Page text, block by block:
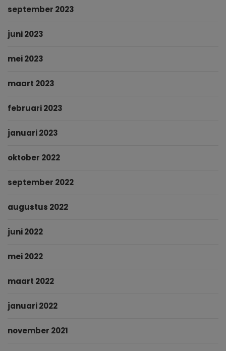
september 2023
juni 2023
mei 2023
maart 2023
februari 2023
januari 2023
oktober 2022
september 2022
augustus 2022
juni 2022
mei 2022
maart 2022
januari 2022
november 2021